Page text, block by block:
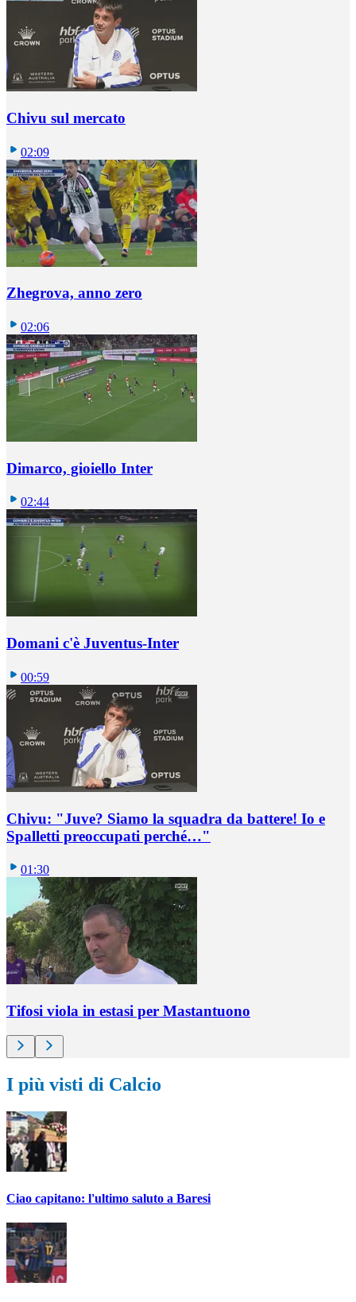
Chivu sul mercato
02:09
Zhegrova, anno zero
02:06
Dimarco, gioiello Inter
02:44
Domani c'è Juventus-Inter
00:59
Chivu: "Juve? Siamo la squadra da battere! Io e
Spalletti preoccupati perché…"
01:30
Tifosi viola in estasi per Mastantuono
I più visti di Calcio
Ciao capitano: l'ultimo saluto a Baresi